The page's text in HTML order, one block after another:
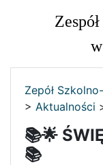
Zepół
> Aktualności
📚🌟
📚